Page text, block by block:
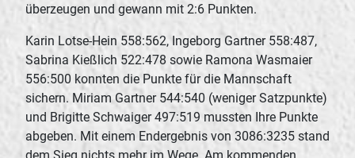
überzeugen und gewann mit 2:6 Punkten.
Karin Lotse-Hein 558:562, Ingeborg Gartner 558:487,
Sabrina Kießlich 522:478 sowie Ramona Wasmaier
556:500 konnten die Punkte für die Mannschaft
sichern. Miriam Gartner 544:540 (weniger Satzpunkte)
und Brigitte Schwaiger 497:519 mussten Ihre Punkte
abgeben. Mit einem Endergebnis von 3086:3235 stand